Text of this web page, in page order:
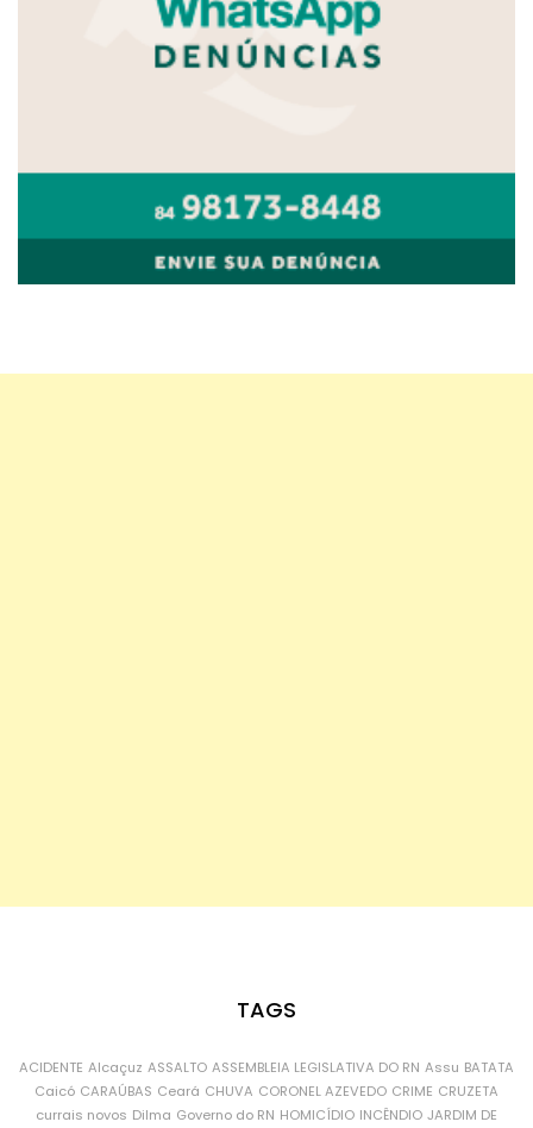
TAGS
ACIDENTE Alcaçuz ASSALTO ASSEMBLEIA LEGISLATIVA DO RN Assu BATATA
Caicó CARAÚBAS Ceará CHUVA CORONEL AZEVEDO CRIME CRUZETA
currais novos Dilma Governo do RN HOMICÍDIO INCÊNDIO JARDIM DE